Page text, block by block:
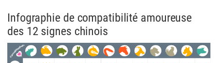
Infographie de compatibilité amoureuse
des 12 signes chinois